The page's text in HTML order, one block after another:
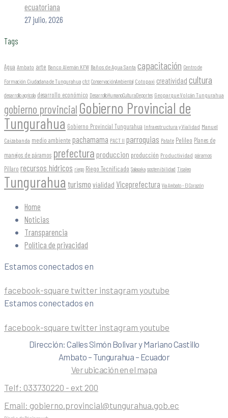
ecuatoriana
27 julio, 2026
Tags
Agua Ambato arte Banco Alemán KFW Baños de Agua Santa capacitación Centro de
Formación Ciudadana de Tungurahua cfct ConservaciónAmbiental Cotopaxi creatividad cultura
desarrollo agrícola desarrollo económico DesarrolloHumanoCulturaDeportes Geoparque Volcán Tungurahua
gobierno provincial Gobierno Provincial de
Tungurahua Gobierno Provincial Tungurahua Infraestructura y Vialidad Manuel
Caizabanda medio ambiente pachamama PACT II parroquias Patate Pelileo Planes de
manejos de páramos prefectura produccion producción Productividad páramos
Píllaro recursos hídricos riego Riego Tecnificado Salasaka sostenibilidad Tisaleo
Tungurahua turismo vialidad Viceprefectura Vía Ambato - El Corazón
Home
Noticias
Transparencia
Política de privacidad
Estamos conectados en
facebook-square twitter instagram youtube
Estamos conectados en
facebook-square twitter instagram youtube
Dirección: Calles Simón Bolivar y Mariano Castillo
Ambato – Tungurahua – Ecuador
Ver ubicación en el mapa
Telf: 033730220 - ext 200
Email: gobierno.provincial@tungurahua.gob.ec